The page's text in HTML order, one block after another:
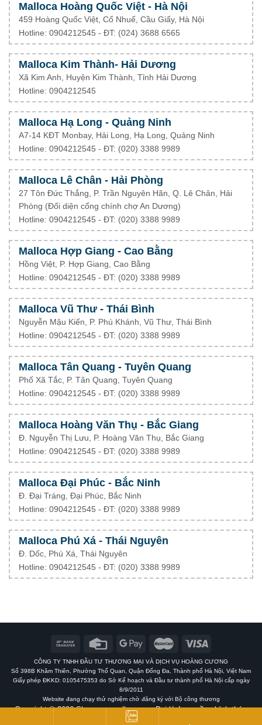
Malloca Hoàng Quốc Việt - Hà Nội
459 Hoàng Quốc Việt, Cổ Nhuế, Cầu Giấy, Hà Nội
Hotline: 0904212545 - ĐT: (024) 3688 6565
Malloca Kim Thành- Hải Dương
Xã Kim Anh, Huyện Kim Thành, Tỉnh Hải Dương
Hotline: 0904212545
Malloca Hạ Long - Quảng Ninh
A7-14 KĐT Monbay, Hải Long, Hạ Long, Quảng Ninh
Hotline: 0904212545 - ĐT: (020) 3388 9989
Malloca Lê Chân - Hải Phòng
27 Tôn Đức Thắng, P. Trần Nguyên Hãn, Q. Lê Chân, Hải
Phòng (Đối diện cổng chính chợ An Dương)
Hotline: 0904212545 - ĐT: (020) 3388 9989
Malloca Hợp Giang - Cao Bằng
Hồng Việt, P. Hợp Giang, Cao Bằng
Hotline: 0904212545 - ĐT: (020) 3388 9989
Malloca Vũ Thư - Thái Bình
Nguyễn Mậu Kiến, P. Phú Khánh, Vũ Thư, Thái Bình
Hotline: 0904212545 - ĐT: (020) 3388 9989
Malloca Tân Quang - Tuyên Quang
Phố Xã Tắc, P. Tân Quang, Tuyên Quang
Hotline: 0904212545 - ĐT: (020) 3388 9989
Malloca Hoàng Văn Thụ - Bắc Giang
Đ. Nguyễn Thị Lưu, P. Hoàng Văn Thụ, Bắc Giang
Hotline: 0904212545 - ĐT: (020) 3388 9989
Malloca Đại Phúc - Bắc Ninh
Đ. Đại Tráng, Đại Phúc, Bắc Ninh
Hotline: 0904212545 - ĐT: (020) 3388 9989
Malloca Phú Xá - Thái Nguyên
Đ. Dốc, Phú Xá, Thái Nguyên
Hotline: 0904212545 - ĐT: (020) 3388 9989
CÔNG TY TNHH ĐẦU TƯ THƯƠNG MẠI VÀ DỊCH VỤ HOÀNG CƯƠNG
Số 398B Khâm Thiên, Phường Thổ Quan, Quận Đống Đa, Thành phố Hà Nội, Việt Nam
Giấy phép ĐKKD: 0105475353 do Sở Kế hoạch và Đầu tư thành phố Hà Nội cấp ngày
8/9/2011
Website đang chạy thử nghiệm chờ đăng ký với Bộ công thương
Copyright © 2026 Showroommalloca.vn - Đại lý ủy quyền chính thức
Malloca